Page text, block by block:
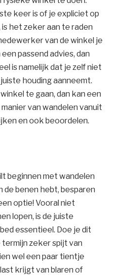
keer is of je expliciet op
het zeker aan te raden
van de winkel je
passend advies, dan
is namelijk dat je zelf niet
houding aanneemt.
te gaan, dan kan een
van wandelen vanuit
en ook beoordelen.
beginnen met wandelen
de benen hebt, besparen
optie! Vooral niet
lopen, is de juiste
essentieel. Doe je dit
termijn zeker spijt van
wel een paar tientje
krijgt van blaren of